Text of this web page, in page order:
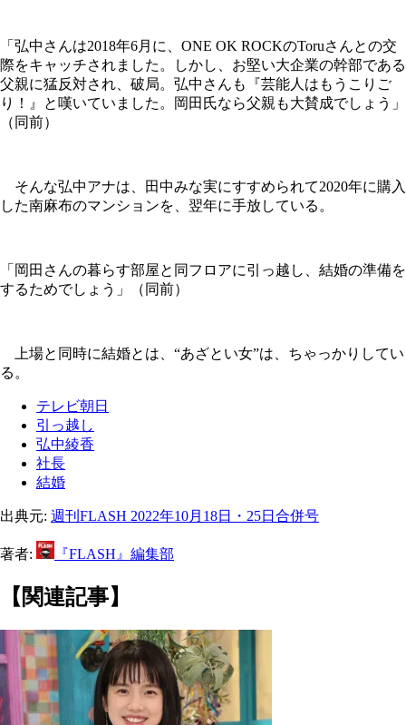
「弘中さんは2018年6月に、ONE OK ROCKのToruさんとの交
際をキャッチされました。しかし、お堅い大企業の幹部である
父親に猛反対され、破局。弘中さんも『芸能人はもうこりご
り！』と嘆いていました。岡田氏なら父親も大賛成でしょう」
（同前）
そんな弘中アナは、田中みな実にすすめられて2020年に購入
した南麻布のマンションを、翌年に手放している。
「岡田さんの暮らす部屋と同フロアに引っ越し、結婚の準備を
するためでしょう」（同前）
上場と同時に結婚とは、“あざとい女”は、ちゃっかりしてい
る。
テレビ朝日
引っ越し
弘中綾香
社長
結婚
出典元: 週刊FLASH 2022年10月18日・25日合併号
著者: 『FLASH』編集部
【関連記事】